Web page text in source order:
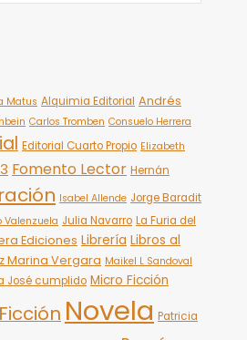
Matus Alquimia Editorial Andrés
Carlos Tromben Consuelo Herrera
Editorial Cuarto Propio Elizabeth
Fomento Lector Hernán
Isabel Allende Jorge Baradit
Valenzuela Julia Navarro La Furia del
Ediciones Librería Libros al
Marina Vergara Maikel L Sandoval
José cumplido Micro Ficción
Novela Patricia